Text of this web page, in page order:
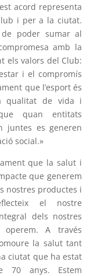
acord representa
i per a la ciutat.
de poder sumar al
amb la
els valors del Club:
i el compromís
que l’esport és
qualitat de vida i
quan entitats
juntes es generen
social.»
que la salut i
que generem
nostres productes i
el nostre
dels nostres
A través
la salut tant
ciutat que ha estat
70 anys. Estem